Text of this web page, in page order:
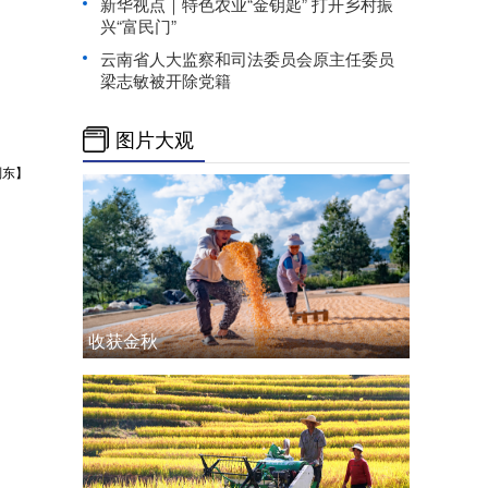
】
兴“富民门”
云南省人大监察和司法委员会原主任委员
梁志敏被开除党籍
图片大观
收获金秋